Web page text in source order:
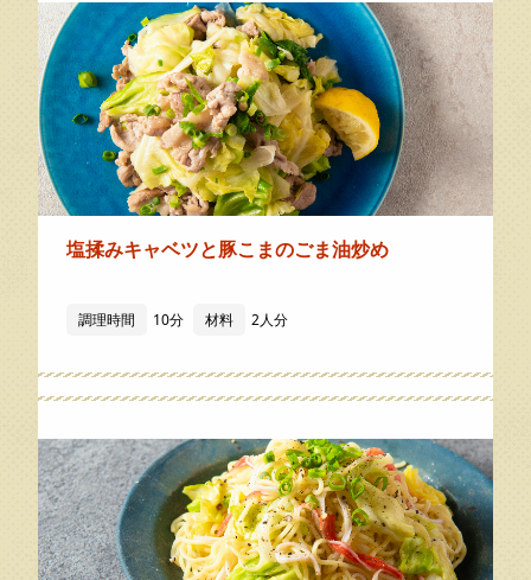
塩揉みキャベツと豚こまのごま油炒め
調理時間 10分 材料 2人分